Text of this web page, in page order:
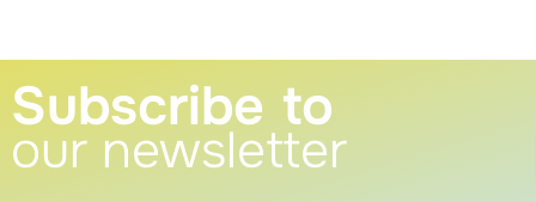
Subscribe to
our newsletter